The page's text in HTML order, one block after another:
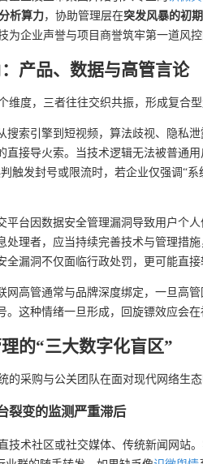
析算力，协助管理层在突发风暴的初
为企业声誉与项目商誉筑牢第一道风控
产品、数据与高管言论
维度，三者往往交织共振，形成复合型
搜索引擎到短视频，算法歧视、隐私
直接导火索。当技术逻辑无法被普通
触发封号或限流时，若企业仅强调“
平台因数据安全管理漏洞导致用户个
处理者，应当持续完善技术与管理措
全漏洞不仅面临行政处罚，更可能直
网高管通常与品牌深度绑定，一旦高
。这种情绪一旦形成，回旋镖效应会在
的“三大数字化盲区”
的采购与公关团队在面对现代网络生
裂变的监测严重滞后
技术社区或社交媒体、传统新闻网站